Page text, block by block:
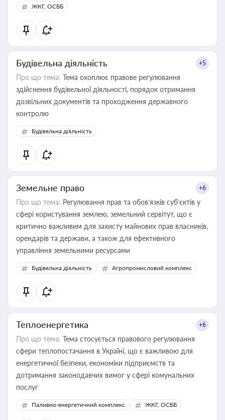
ЖКГ, ОСББ
Будівельна діяльність +5
Про що тема: Тема охоплює правове регулювання
здійснення будівельної діяльності, порядок отримання
дозвільних документів та проходження державного
контролю
Будівельна діяльність
Земельне право +6
Про що тема: Регулювання прав та обов’язків суб’єктів у
сфері користування землею, земельний сервітут, що є
критично важливим для захисту майнових прав власників,
орендарів та держави, а також для ефективного
управління земельними ресурсами
Будівельна діяльність Агропромисловий комплекс
Теплоенергетика +6
Про що тема: Тема стосується правового регулювання
сфери теплопостачання в Україні, що є важливою для
енергетичної безпеки, економіки підприємств та
дотримання законодавчих вимог у сфері комунальних
послуг
Паливно-енергетичний комплекс ЖКГ, ОСББ